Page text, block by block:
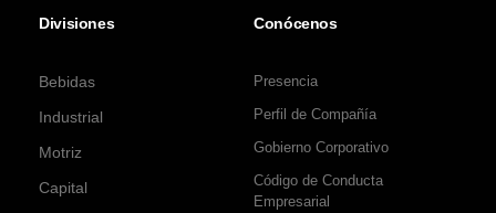
Divisiones
Bebidas
Industrial
Motriz
Capital
Conócenos
Presencia
Perfil de Compañía
Gobierno Corporativo
Código de Conducta
Empresarial